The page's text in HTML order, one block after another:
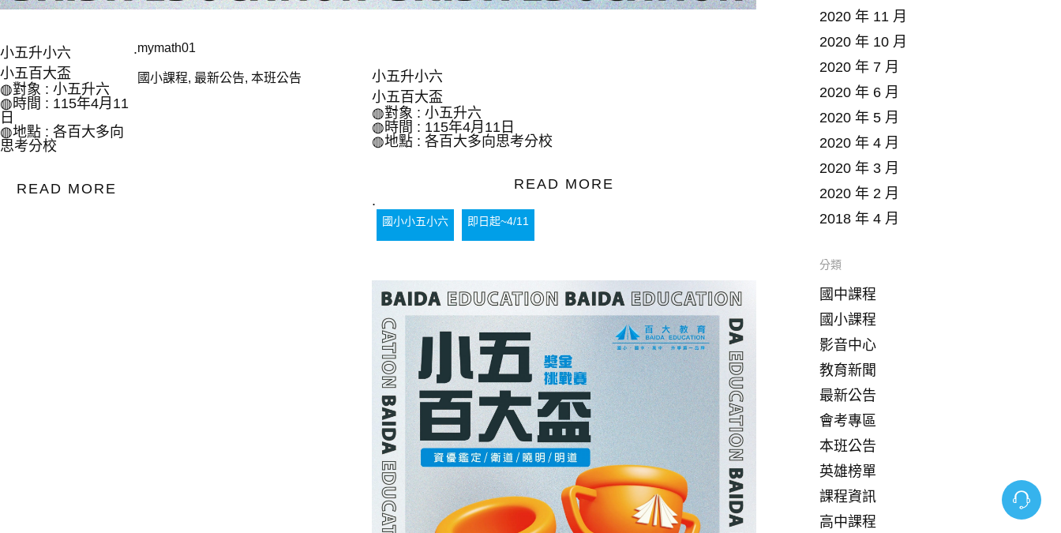
小五升小六
小五百大盃
◍對象 : 小五升六
◍時間 : 115年4月11
日
◍地點 : 各百大多向
思考分校
READ MORE
.mymath01
國小課程, 最新公告, 本班公告
小五升小六
小五百大盃
◍對象 : 小五升六
◍時間 : 115年4月11日
◍地點 : 各百大多向思考分校
READ MORE
.
國小小五小六 即日起~4/11
2020 年 11 月
2020 年 10 月
2020 年 7 月
2020 年 6 月
2020 年 5 月
2020 年 4 月
2020 年 3 月
2020 年 2 月
2018 年 4 月
分類
國中課程
國小課程
影音中心
教育新聞
最新公告
會考專區
本班公告
英雄榜單
課程資訊
高中課程